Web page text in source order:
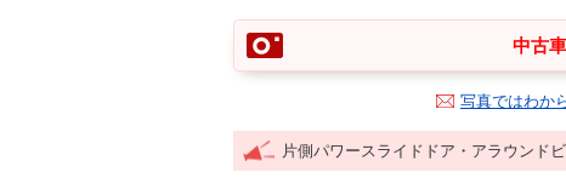
中古
写真ではわか
片側パワースライドドア・アラウンド